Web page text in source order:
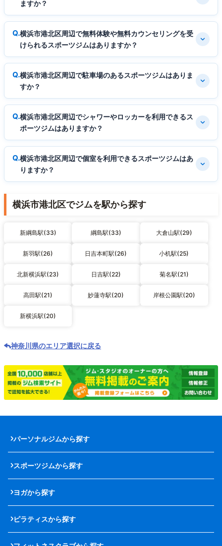
ますか？
横浜市港北区周辺で無料体験や無料カウンセリングを受
けられるスポーツジムはありますか？
横浜市港北区周辺で駐車場のあるスポーツジムはありま
すか？
横浜市港北区周辺でシャワーやロッカーを利用できるス
ポーツジムはありますか？
横浜市港北区周辺で個室を利用できるスポーツジムはあ
りますか？
横浜市港北区でジムを駅から探す
新綱島駅(33) 綱島駅(33) 大倉山駅(29)
新羽駅(26) 日吉本町駅(26) 小机駅(25)
北新横浜駅(23) 日吉駅(22) 菊名駅(21)
高田駅(21) 妙蓮寺駅(20) 岸根公園駅(20)
新横浜駅(20)
神奈川県のエリア選択に戻る
パーソナルジムから探す
スポーツジムから探す
ヨガから探す
ピラティスから探す